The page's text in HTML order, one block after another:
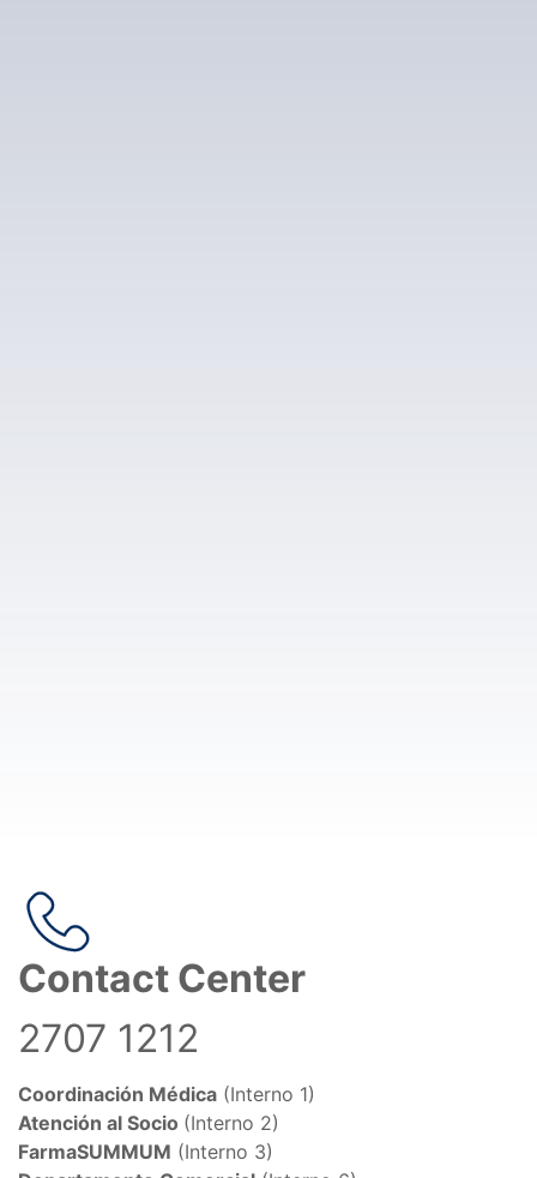
Contact Center
2707 1212
Coordinación Médica (Interno 1)
Atención al Socio (Interno 2)
FarmaSUMMUM (Interno 3)